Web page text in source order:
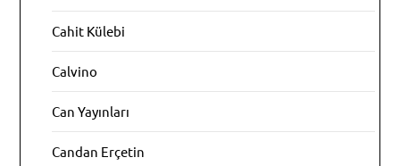
Cahit Külebi
Calvino
Can Yayınları
Candan Erçetin